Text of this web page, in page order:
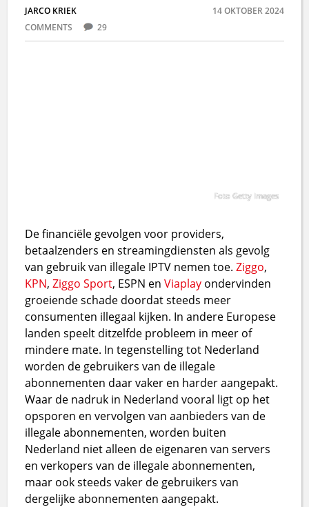
JARCO KRIEK
14 OKTOBER 2024
COMMENTS
29
Foto Getty Images
De financiële gevolgen voor providers,
betaalzenders en streamingdiensten als gevolg
van gebruik van illegale IPTV nemen toe.Ziggo,
KPN,Ziggo Sport, ESPN enViaplay ondervinden
groeiende schade doordat steeds meer
consumenten illegaal kijken. In andere Europese
landen speelt ditzelfde probleem in meer of
mindere mate. In tegenstelling tot Nederland
worden de gebruikers van de illegale
abonnementen daar vaker en harder aangepakt.
Waar de nadruk in Nederland vooral ligt op het
opsporen en vervolgen van aanbieders van de
illegale abonnementen, worden buiten
Nederland niet alleen de eigenaren van servers
en verkopers van de illegale abonnementen,
maar ook steeds vaker de gebruikers van
dergelijke abonnementen aangepakt.